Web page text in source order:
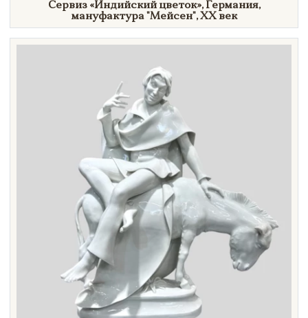
Сервиз «Индийский цветок», Германия,
мануфактура"Мейсен", XX век